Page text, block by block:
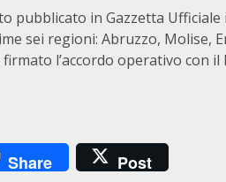
pubblicato in Gazzetta
sei regioni: Abruzzo, Molise,
l’accordo operativo con
Share Post